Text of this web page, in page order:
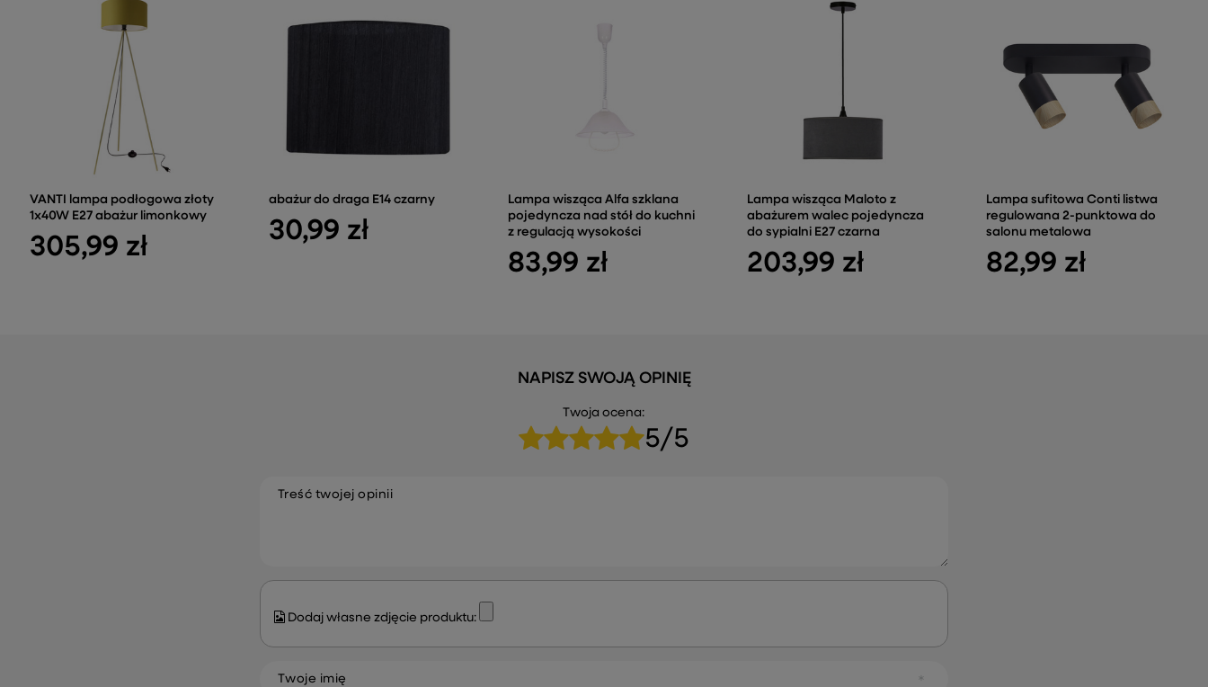
VANTI lampa podłogowa złoty
1x40W E27 abażur limonkowy
305,99 zł
abażur do draga E14 czarny
30,99 zł
Lampa wisząca Alfa szklana
pojedyncza nad stół do kuchni
z regulacją wysokości
83,99 zł
Lampa wisząca Maloto z
abażurem walec pojedyncza
do sypialni E27 czarna
203,99 zł
Lampa sufitowa Conti listwa
regulowana 2-punktowa do
salonu metalowa
82,99 zł
NAPISZ SWOJĄ OPINIĘ
Twoja ocena:
5/5
Treść twojej opinii
Dodaj własne zdjęcie produktu:
Twoje imię